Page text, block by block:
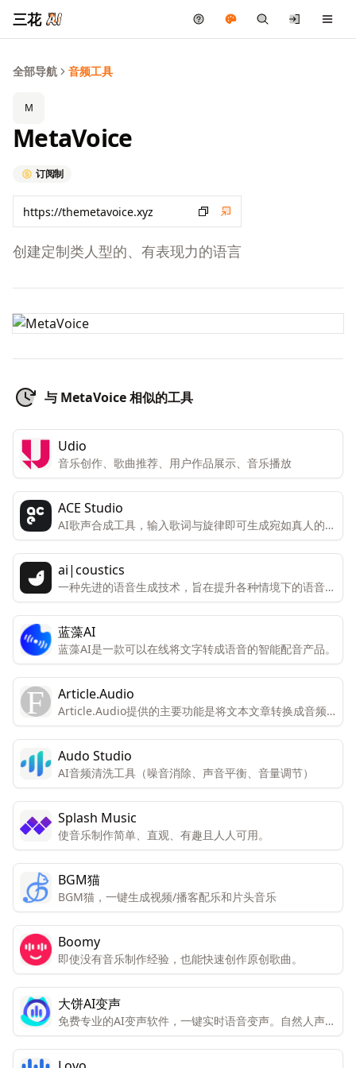
三花
全部导航 音频工具
M
MetaVoice
订阅制
创建定制类人型的、有表现力的语言
与 MetaVoice 相似的工具
Udio
音乐创作、歌曲推荐、用户作品展示、音乐播放
ACE Studio
AI歌声合成工具，输入歌词与旋律即可生成宛如真人的歌
声
ai|coustics
一种先进的语音生成技术，旨在提升各种情境下的语音表
现。
蓝藻AI
蓝藻AI是一款可以在线将文字转成语音的智能配音产品。
Article.Audio
Article.Audio提供的主要功能是将文本文章转换成音频
格式，让用户能够在不方便阅读时通过听的方式来获取信
息。
Audo Studio
AI音频清洗工具（噪音消除、声音平衡、音量调节）
Splash Music
使音乐制作简单、直观、有趣且人人可用。
BGM猫
BGM猫，一键生成视频/播客配乐和片头音乐
Boomy
即使没有音乐制作经验，也能快速创作原创歌曲。
大饼AI变声
免费专业的AI变声软件，一键实时语音变声。自然人声效
果，千种音色选择，全场景接入支持